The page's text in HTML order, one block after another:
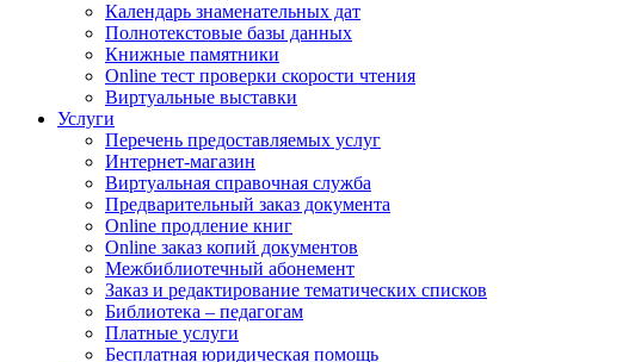
Календарь знаменательных дат
Полнотекстовые базы данных
Книжные памятники
Online тест проверки скорости чтения
Виртуальные выставки
Услуги
Перечень предоставляемых услуг
Интернет-магазин
Виртуальная справочная служба
Предварительный заказ документа
Online продление книг
Online заказ копий документов
Межбиблиотечный абонемент
Заказ и редактирование тематических списков
Библиотека – педагогам
Платные услуги
Бесплатная юридическая помощь